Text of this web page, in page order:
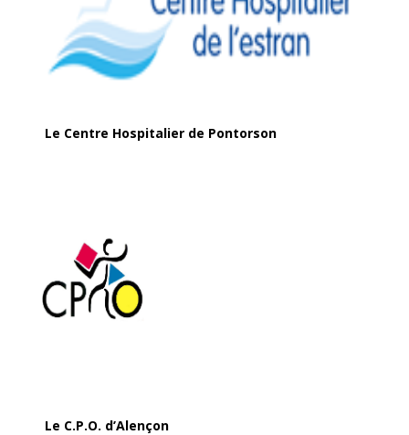
Le Centre Hospitalier de Pontorson
Le C.P.O. d’Alençon